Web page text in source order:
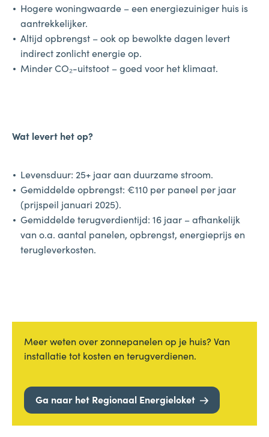
Hogere woningwaarde – een energiezuiniger huis is
aantrekkelijker.
Altijd opbrengst – ook op bewolkte dagen levert
indirect zonlicht energie op.
Minder CO₂-uitstoot – goed voor het klimaat.
Wat levert het op?
Levensduur: 25+ jaar aan duurzame stroom.
Gemiddelde opbrengst: €110 per paneel per jaar
(prijspeil januari 2025).
Gemiddelde terugverdientijd: 16 jaar – afhankelijk
van o.a. aantal panelen, opbrengst, energieprijs en
terugleverkosten.
Meer weten over zonnepanelen op je huis? Van
installatie tot kosten en terugverdienen.
Ga naar het Regionaal Energieloket